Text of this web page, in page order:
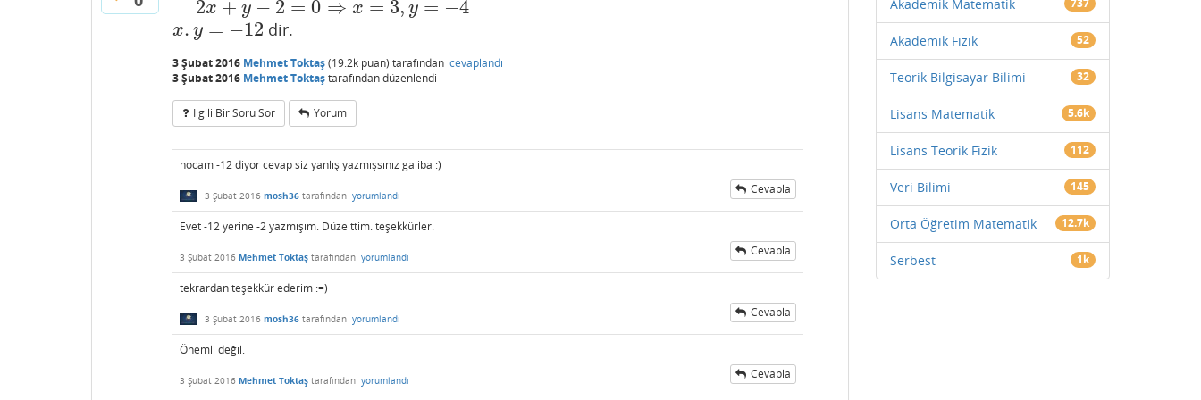
2x + y − 2 = 0 ⇒ x = 3, y = −4
x. y = −12
x.y =−12 dir.
3 Şubat 2016 Mehmet Toktaş(19.2k puan) tarafından cevaplandı
3 Şubat 2016 Mehmet Toktaştarafındandüzenlendi
Ilgili Bir Soru Sor Yorum
hocam -12 diyor cevap siz yanlış yazmışsınız galiba :)
3 Şubat 2016 mosh36 tarafından yorumlandı Cevapla
Evet -12 yerine -2 yazmışım. Düzelttim. teşekkürler.
3 Şubat 2016 Mehmet Toktaş tarafından yorumlandı Cevapla
tekrardan teşekkür ederim :=)
3 Şubat 2016 mosh36 tarafından yorumlandı Cevapla
Önemli değil.
3 Şubat 2016 Mehmet Toktaş tarafından yorumlandı Cevapla
Akademik Matematik 737
Akademik Fizik 52
Teorik Bilgisayar Bilimi 32
Lisans Matematik 5.6k
Lisans Teorik Fizik 112
Veri Bilimi 145
Orta Öğretim Matematik 12.7k
Serbest 1k